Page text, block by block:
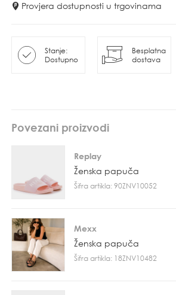
Provjera dostupnosti u trgovinama
Stanje:
Dostupno
Besplatna
dostava
Povezani proizvodi
Replay
Ženska papuča
Šifra artikla: 90ZNV10052
Mexx
Ženska papuča
Šifra artikla: 18ZNV10482